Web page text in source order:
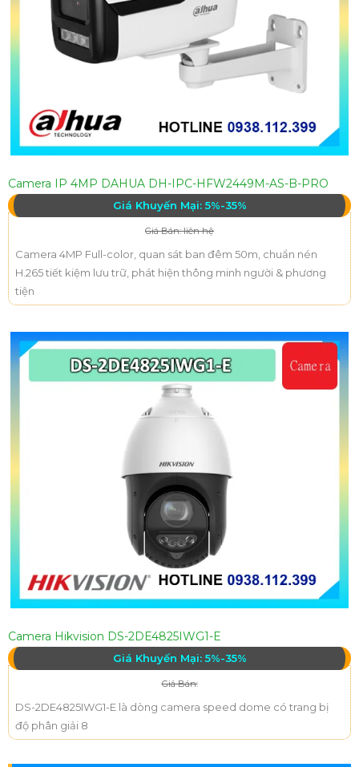
Camera IP 4MP DAHUA DH-IPC-HFW2449M-AS-B-PRO
Giá Khuyến Mại: 5%-35%
Giá Bán: liên hệ
Camera 4MP Full-color, quan sát ban đêm 50m, chuẩn nén
H.265 tiết kiệm lưu trữ, phát hiện thông minh người & phương
tiện
Camera Hikvision DS-2DE4825IWG1-E
Giá Khuyến Mại: 5%-35%
Giá Bán:
DS-2DE4825IWG1-E là dòng camera speed dome có trang bị
độ phân giải 8